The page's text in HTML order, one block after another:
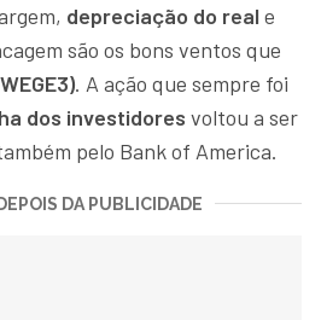
depreciação do real e
são os bons ventos que
. A ação que sempre foi
dos investidores voltou a ser
pelo Bank of America.
DA PUBLICIDADE